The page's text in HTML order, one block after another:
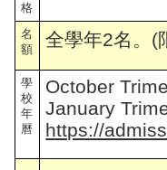
格
名
額
全學年2名。(
學
校
年
曆
October
January
https://